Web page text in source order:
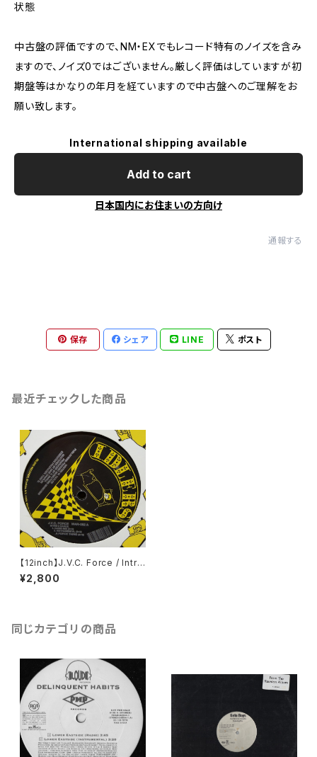
状態
中古盤の評価ですので、NM・EXでもレコード特有のノイズを含み
ますので、ノイズ0ではございません。厳しく評価はしていますが初
期盤等はかなりの年月を経ていますので中古盤へのご理解をお
願い致します。
International shipping available
Add to cart
日本国内にお住まいの方向け
通報する
保存 シェア LINE ポスト
最近チェックした商品
【12inch】J.V.C. Force / Intro
2 Dance / It's A Force Thin
g
¥2,800
同じカテゴリの商品